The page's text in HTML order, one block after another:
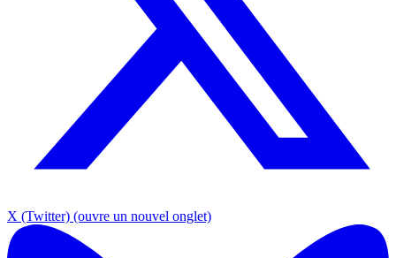
X (Twitter) (ouvre un nouvel onglet)